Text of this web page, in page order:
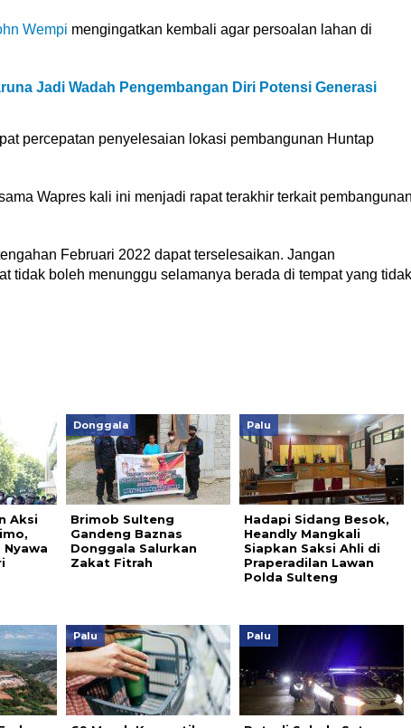
Wempi mengingatkan kembali agar persoalan lahan di
Jadi Wadah Pengembangan Diri Potensi Generasi
percepatan penyelesaian lokasi pembangunan Huntap
Wapres kali ini menjadi rapat terakhir terkait
Februari 2022 dapat terselesaikan. Jangan
tidak boleh menunggu selamanya berada di tempat yang tidak
Aksi
Nyawa
Donggala
Brimob Sulteng
Gandeng Baznas
Donggala Salurkan
Zakat Fitrah
Palu
Hadapi Sidang Besok,
Heandly Mangkali
Siapkan Saksi Ahli di
Praperadilan Lawan
Polda Sulteng
Palu Palu